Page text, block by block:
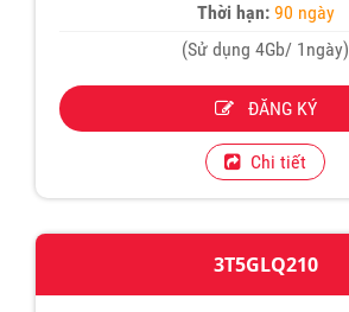
Thời hạn:90 ngày
(Sử dụng 4Gb/ 1ngày)
ĐĂNG KÝ
Chi tiết
3T5GLQ210